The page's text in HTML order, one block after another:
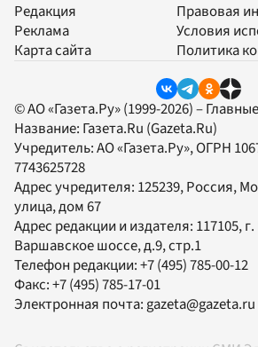
Редакция
Реклама
Карта сайта
Правовая
Условия
Политика
© АО «Газета.Ру» (1999-2026) –
Название: Газета.Ru (Gazeta.Ru)
Учредитель:АО «Газета.Ру», ОГРН
7743625728
Адрес учредителя: 125239, Россия,
улица, дом 67
Адрес редакции и издателя: 117105, г.
Варшавское шоссе, д.9, стр.1
Телефон редакции:+7 (495) 785-00-12
Факс:+7 (495) 785-17-01
Электронная почта:gazeta@gazeta.ru